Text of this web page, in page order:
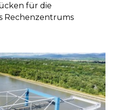
für die
Rechenzentrums